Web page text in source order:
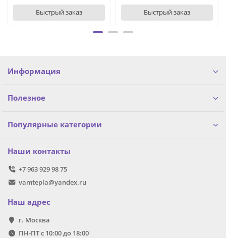
Быстрый заказ Быстрый заказ
Информация
Полезное
Популярные категории
Наши контакты
+7 963 929 98 75
vamtepla@yandex.ru
Наш адрес
г. Москва
ПН-ПТ с 10:00 до 18:00